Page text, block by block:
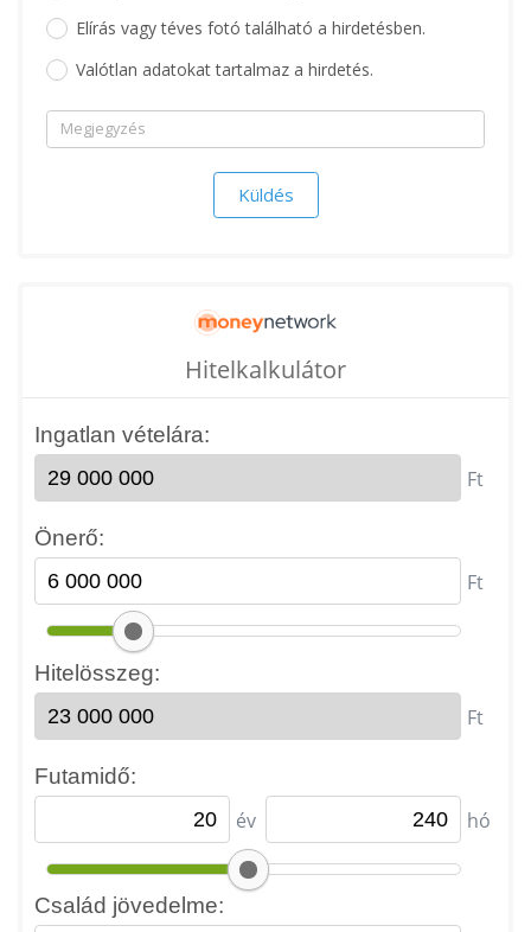
Elírás vagy téves fotó található a hirdetésben.
Valótlan adatokat tartalmaz a hirdetés.